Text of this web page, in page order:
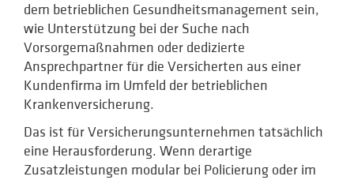
dem betrieblichen Gesundheitsmanagement sein,
wie Unterstützung bei der Suche nach
Vorsorgemaßnahmen oder dedizierte
Ansprechpartner für die Versicherten aus einer
Kundenfirma im Umfeld der betrieblichen
Krankenversicherung.
Das ist für Versicherungsunternehmen tatsächlich
eine Herausforderung. Wenn derartige
Zusatzleistungen modular bei Policierung oder im